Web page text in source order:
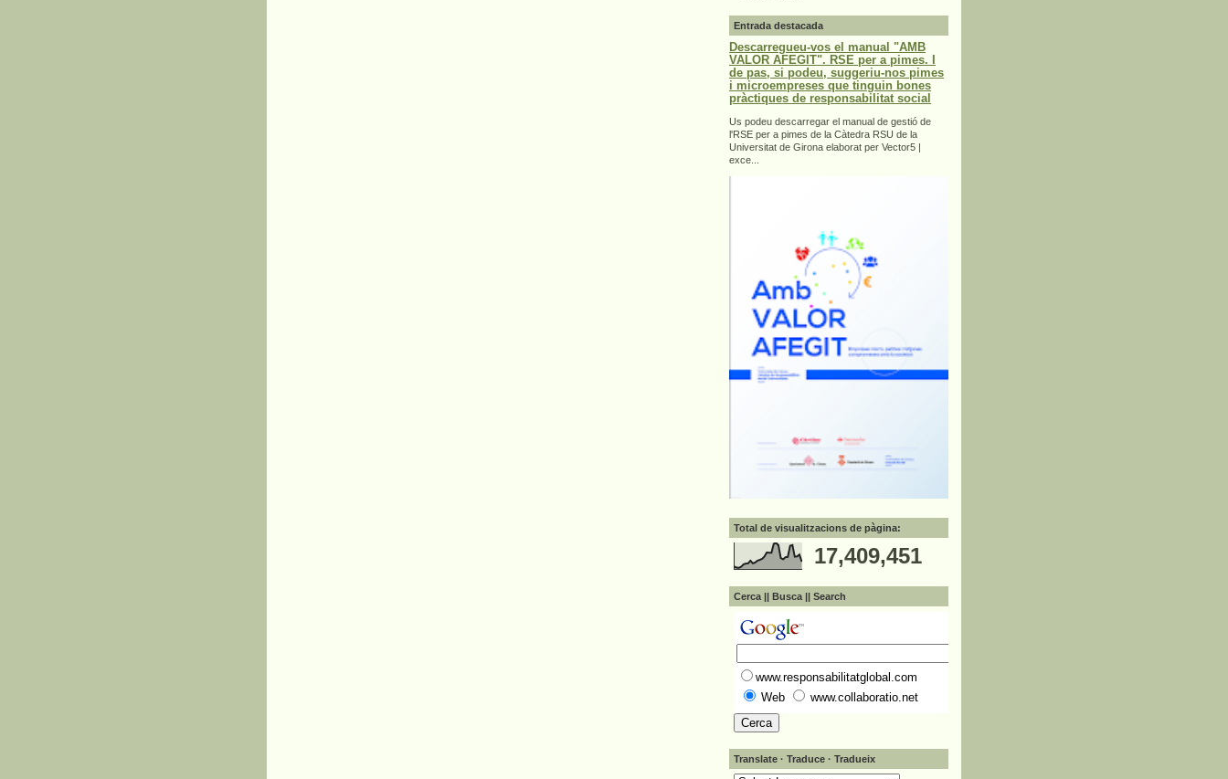
Entrada destacada
Descarregueu-vos el manual "AMB
VALOR AFEGIT". RSE per a pimes. I
de pas, si podeu, suggeriu-nos pimes
i microempreses que tinguin bones
pràctiques de responsabilitat social
Us podeu descarregar el manual de gestió de
l'RSE per a pimes de la Càtedra RSU de la
Universitat de Girona elaborat per Vector5 |
exce...
Total de visualitzacions de pàgina:
17,409,451
Cerca || Busca || Search
www.responsabilitatglobal.com
Web
www.collaboratio.net
Translate · Traduce · Tradueix